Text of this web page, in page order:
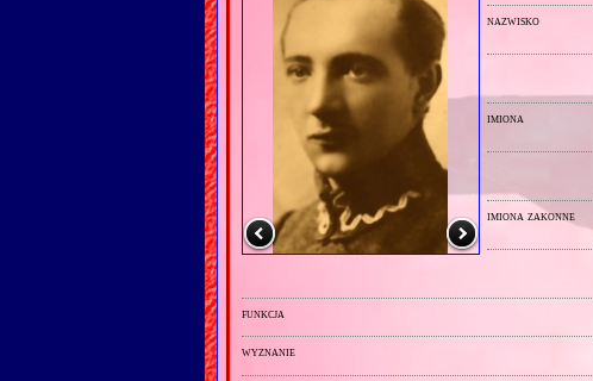
nazwisko
imiona
imiona zakonne
funkcja
wyznanie